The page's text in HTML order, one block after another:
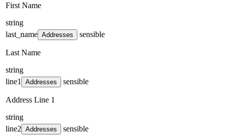
First Name
string
last_name Addresses sensible
Last Name
string
line1
Addresses sensible
Address Line 1
string
line2 Addresses sensible